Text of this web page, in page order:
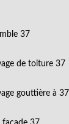
37
de toiture 37
gouttière à 37